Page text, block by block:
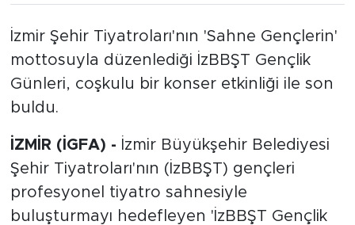
İzmir Şehir Tiyatroları'nın 'Sahne Gençlerin'
mottosuyla düzenlediği İzBBŞT Gençlik
Günleri, coşkulu bir konser etkinliği ile son
buldu.
İZMİR (İGFA) - İzmir Büyükşehir Belediyesi
Şehir Tiyatroları'nın (İzBBŞT) gençleri
profesyonel tiyatro sahnesiyle
buluşturmayı hedefleyen 'İzBBŞT Gençlik